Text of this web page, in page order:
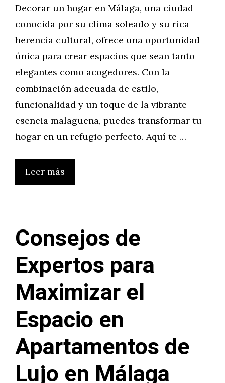
Decorar un hogar en Málaga, una ciudad
conocida por su clima soleado y su rica
herencia cultural, ofrece una oportunidad
única para crear espacios que sean tanto
elegantes como acogedores. Con la
combinación adecuada de estilo,
funcionalidad y un toque de la vibrante
esencia malagueña, puedes transformar tu
hogar en un refugio perfecto. Aquí te …
Leer más
Consejos de
Expertos para
Maximizar el
Espacio en
Apartamentos de
Lujo en Málaga